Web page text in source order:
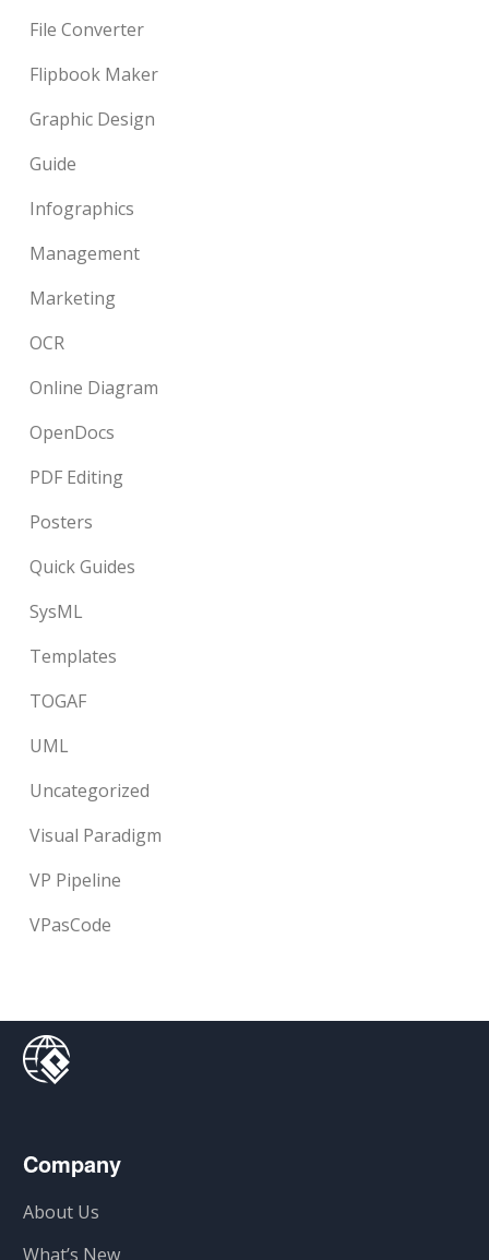
File Converter
Flipbook Maker
Graphic Design
Guide
Infographics
Management
Marketing
OCR
Online Diagram
OpenDocs
PDF Editing
Posters
Quick Guides
SysML
Templates
TOGAF
UML
Uncategorized
Visual Paradigm
VP Pipeline
VPasCode
Company
About Us
What’s New